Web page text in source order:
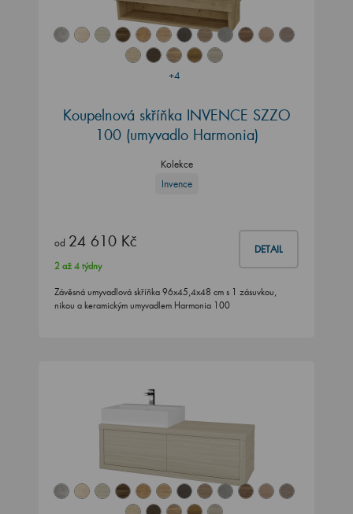
+4
Koupelnová skříňka INVENCE SZZO
100 (umyvadlo Harmonia)
Kolekce
Invence
od 24 610 Kč DETAIL
2 až 4 týdny
Závěsná umyvadlová skříňka 96x45,4x48 cm s 1 zásuvkou,
nikou a keramickým umyvadlem Harmonia 100